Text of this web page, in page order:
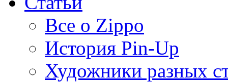
Все о Zippo
История Pin-Up
Художники разных